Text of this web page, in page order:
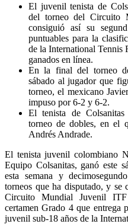
El juvenil tenista de
del torneo del Circuito
consiguió así su
puntuables para la
de la International Tennis
ganados en línea.
En la final del torneo
sábado al jugador que
torneo, el mexicano
impuso por 6-2 y 6-2.
El tenista de
torneo de dobles, en el
Andrés Andrade.
El tenista juvenil colombiano
Equipo Colsanitas, ganó este
esta semana y
torneos que ha disputado, y
Circuito Mundial Juvenil
certamen Grado 4 que entrega
juvenil sub-18 años de la